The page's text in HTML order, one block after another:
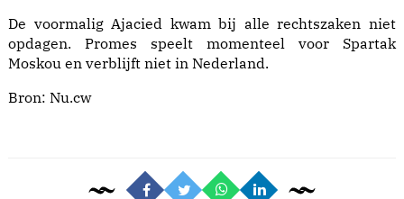
De voormalig Ajacied kwam bij alle rechtszaken niet
opdagen. Promes speelt momenteel voor Spartak
Moskou en verblijft niet in Nederland.
Bron: Nu.cw